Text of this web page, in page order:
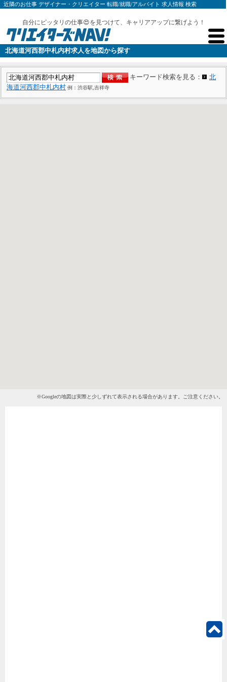
近隣のお仕事 デザイナー・クリエイター 転職/就職/アルバイト 求人情報 検索
自分にピッタリの仕事😍を見つけて、キャリアアップに繋げよう！
北海道河西郡中札内村求人を地図から探す
キーワード検索を見る：
北
海道河西郡中札内村 例：渋谷駅,吉祥寺
※Googleの地図は実際と少しずれて表示される場合があります。ご注意ください。